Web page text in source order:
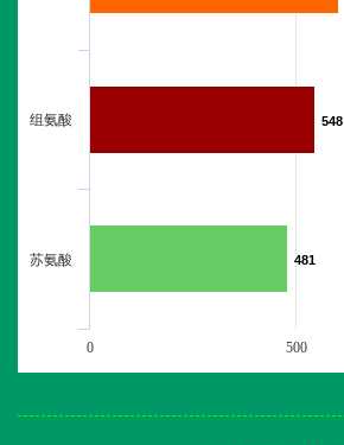
548
548
481
481
组氨酸
苏氨酸
0 500